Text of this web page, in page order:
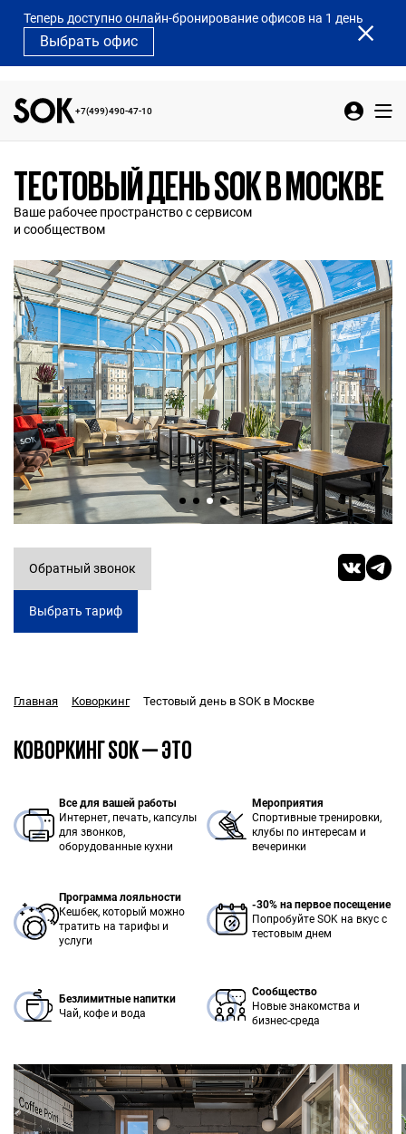
Теперь доступно онлайн-бронирование офисов на 1 день
Выбрать офис
+7(499)490-47-10
ТЕСТОВЫЙ ДЕНЬ SOK В МОСКВЕ
Ваше рабочее пространство с сервисом
и сообществом
Обратный звонок
Выбрать тариф
Главная Коворкинг Тестовый день в SOK в Москве
КОВОРКИНГ SOK — ЭТО
Все для вашей работы
Интернет, печать, капсулы
для звонков,
оборудованные кухни
Мероприятия
Спортивные тренировки,
клубы по интересам и
вечеринки
Программа лояльности
Кешбек, который можно
тратить на тарифы и
услуги
-30% на первое посещение
Попробуйте SOK на вкус с
тестовым днем
Безлимитные напитки
Чай, кофе и вода
Сообщество
Новые знакомства и
бизнес-среда